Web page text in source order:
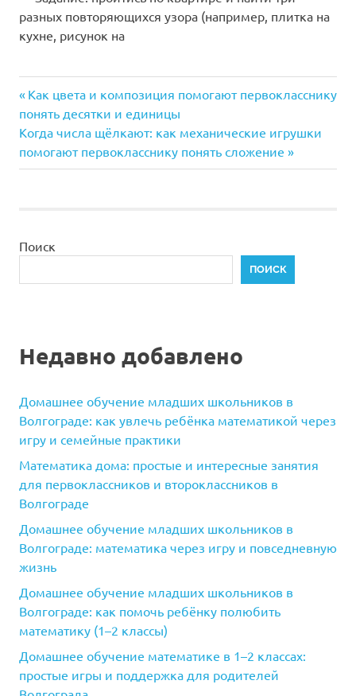
разных повторяющихся узора (например, плитка на
кухне, рисунок на
Навигация
по
записям
Предыдущая
запись:
Как цвета и композиция помогают первокласснику
понять десятки и единицы
Следующая
запись:
Когда числа щёлкают: как механические игрушки
помогают первокласснику понять сложение
Поиск
ПОИСК
Недавно добавлено
Домашнее обучение младших школьников в
Волгограде: как увлечь ребёнка математикой через
игру и семейные практики
Математика дома: простые и интересные занятия
для первоклассников и второклассников в
Волгограде
Домашнее обучение младших школьников в
Волгограде: математика через игру и повседневную
жизнь
Домашнее обучение младших школьников в
Волгограде: как помочь ребёнку полюбить
математику (1–2 классы)
Домашнее обучение математике в 1–2 классах:
простые игры и поддержка для родителей